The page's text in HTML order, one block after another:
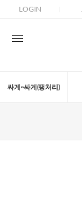
LOGIN
싸게~싸게(땡처리)